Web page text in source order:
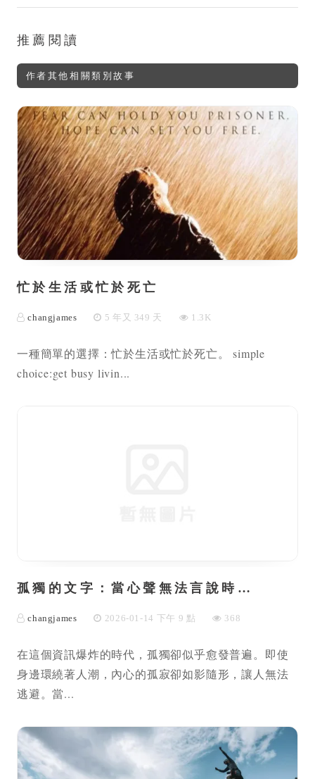
推薦閱讀
作者其他相關類別故事
忙於生活或忙於死亡
changjames 5 年又 349 天 1.3K
一種簡單的選擇：忙於生活或忙於死亡。 simple
choice:get busy livin...
孤獨的文字：當心聲無法言說時…
changjames 2026-01-14 下午 9 點 368
在這個資訊爆炸的時代，孤獨卻似乎愈發普遍。即使
身邊環繞著人潮，內心的孤寂卻如影隨形，讓人無法
逃避。當...